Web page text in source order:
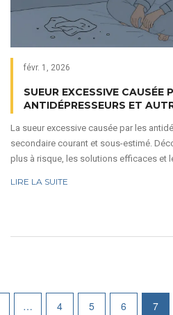
févr. 1, 2026
SUEUR EXCESSIVE CAUSÉE
ANTIDÉPRESSEURS ET
La sueur excessive causée par les
secondaire courant et sous-estimé.
plus à risque, les solutions efficaces et
LIRE LA SUITE
… 4 5 6 7